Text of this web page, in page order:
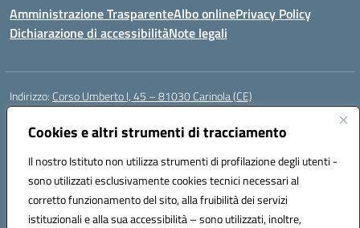
Cookies e altri strumenti di tracciamento
Il nostro Istituto non utilizza strumenti di profilazione degli utenti -
sono utilizzati esclusivamente cookies tecnici necessari al
corretto funzionamento del sito, alla fruibilità dei servizi
istituzionali e alla sua accessibilità – sono utilizzati, inoltre,
Amministrazione TrasparenteAlbo onlinePrivacy Policy
Dichiarazione di accessibilitàNote legali
Indirizzo: Corso Umberto I, 45 – 81030 Carinola (CE)
Centralino:
Posta elettronica certificata (PEC):ceic88700p@pec.istruzione.it
Codice fiscale: 95014250617
Codice meccanografico:CEIC88700P
Codice Indice delle Pubbliche Amministrazioni (IPA): istsc_ceic88700p
Codice unico di fatturazione (CUF): UFBPW4